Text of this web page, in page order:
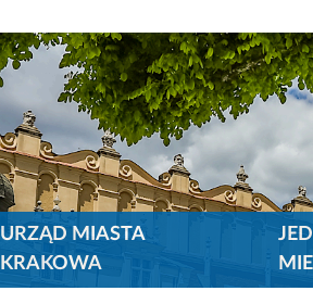
URZĄD MIASTA
KRAKOWA